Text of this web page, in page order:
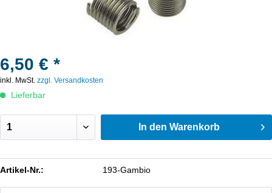
6,50 € *
inkl. MwSt. zzgl. Versandkosten
Lieferbar
In den Warenkorb
Artikel-Nr.: 193-Gambio